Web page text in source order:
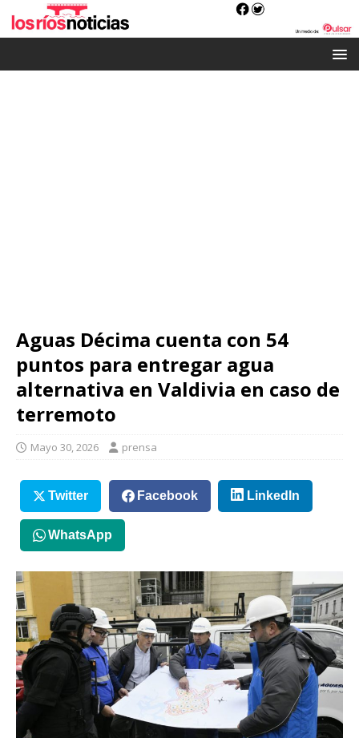
Aguas Décima cuenta con 54
puntos para entregar agua
alternativa en Valdivia en caso de
terremoto
Mayo 30, 2026 prensa
Twitter Facebook LinkedIn
WhatsApp